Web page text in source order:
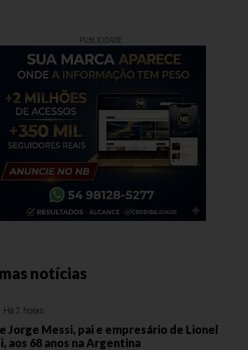
em negócios durante feiras
PUBLICIDADE
notícias
Há 2 horas
Jorge Messi, pai e empresário de Lionel
aos 68 anos na Argentina